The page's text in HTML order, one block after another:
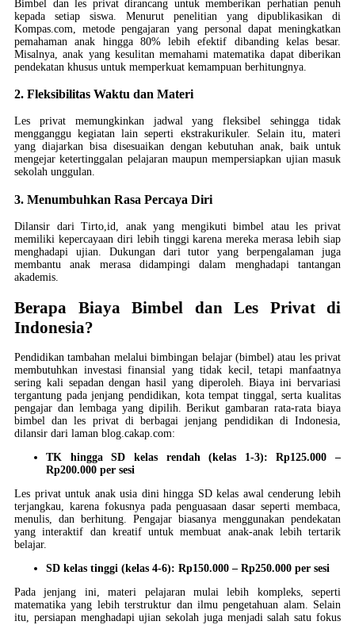
Bimbel dan les privat dirancang untuk memberikan perhatian penuh
kepada setiap siswa. Menurut penelitian yang dipublikasikan di
Kompas.com, metode pengajaran yang personal dapat meningkatkan
pemahaman anak hingga 80% lebih efektif dibanding kelas besar.
Misalnya, anak yang kesulitan memahami matematika dapat diberikan
pendekatan khusus untuk memperkuat kemampuan berhitungnya.
2. Fleksibilitas Waktu dan Materi
Les privat memungkinkan jadwal yang fleksibel sehingga tidak
mengganggu kegiatan lain seperti ekstrakurikuler. Selain itu, materi
yang diajarkan bisa disesuaikan dengan kebutuhan anak, baik untuk
mengejar ketertinggalan pelajaran maupun mempersiapkan ujian masuk
sekolah unggulan.
3. Menumbuhkan Rasa Percaya Diri
Dilansir dari Tirto,id, anak yang mengikuti bimbel atau les privat
memiliki kepercayaan diri lebih tinggi karena mereka merasa lebih siap
menghadapi ujian. Dukungan dari tutor yang berpengalaman juga
membantu anak merasa didampingi dalam menghadapi tantangan
akademis.
Berapa Biaya Bimbel dan Les Privat di
Indonesia?
Pendidikan tambahan melalui bimbingan belajar (bimbel) atau les privat
membutuhkan investasi finansial yang tidak kecil, tetapi manfaatnya
sering kali sepadan dengan hasil yang diperoleh. Biaya ini bervariasi
tergantung pada jenjang pendidikan, kota tempat tinggal, serta kualitas
pengajar dan lembaga yang dipilih. Berikut gambaran rata-rata biaya
bimbel dan les privat di berbagai jenjang pendidikan di Indonesia,
dilansir dari laman blog.cakap.com:
TK hingga SD kelas rendah (kelas 1-3): Rp125.000 –
Rp200.000 per sesi
Les privat untuk anak usia dini hingga SD kelas awal cenderung lebih
terjangkau, karena fokusnya pada penguasaan dasar seperti membaca,
menulis, dan berhitung. Pengajar biasanya menggunakan pendekatan
yang interaktif dan kreatif untuk membuat anak-anak lebih tertarik
belajar.
SD kelas tinggi (kelas 4-6): Rp150.000 – Rp250.000 per sesi
Pada jenjang ini, materi pelajaran mulai lebih kompleks, seperti
matematika yang lebih terstruktur dan ilmu pengetahuan alam. Selain
itu, persiapan menghadapi ujian sekolah juga menjadi salah satu fokus